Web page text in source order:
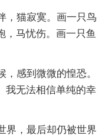
猫寂寞。画一只鸟
，马忧伤。画一只鱼
感到微微的惶恐。
我无法相信单纯的幸
，最后却仍被世界